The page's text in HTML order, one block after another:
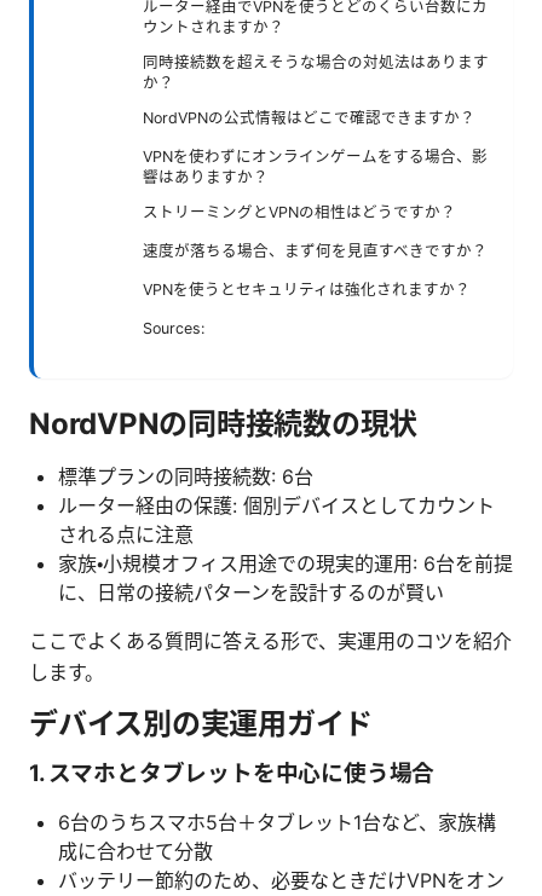
ルーター経由でVPNを使うとどのくらい台数にカ
ウントされますか？
同時接続数を超えそうな場合の対処法はあります
か？
NordVPNの公式情報はどこで確認できますか？
VPNを使わずにオンラインゲームをする場合、影
響はありますか？
ストリーミングとVPNの相性はどうですか？
速度が落ちる場合、まず何を見直すべきですか？
VPNを使うとセキュリティは強化されますか？
Sources:
NordVPNの同時接続数の現状
標準プランの同時接続数: 6台
ルーター経由の保護: 個別デバイスとしてカウント
される点に注意
家族・小規模オフィス用途での現実的運用: 6台を前提
に、日常の接続パターンを設計するのが賢い
ここでよくある質問に答える形で、実運用のコツを紹介
します。
デバイス別の実運用ガイド
1. スマホとタブレットを中心に使う場合
6台のうちスマホ5台＋タブレット1台など、家族構
成に合わせて分散
バッテリー節約のため、必要なときだけVPNをオン